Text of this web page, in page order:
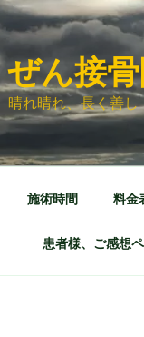
ん接
晴れ晴れ、長く善し
施術時間 料金
患者様、ご感想